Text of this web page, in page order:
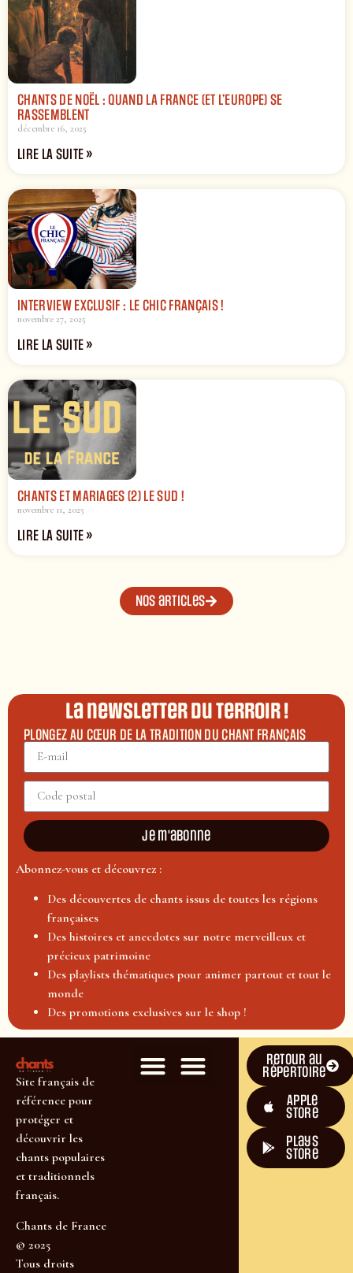
CHANTS DE NOËL : QUAND LA FRANCE (ET L’EUROPE) SE
RASSEMBLENT
décembre 16, 2025
LIRE LA SUITE »
INTERVIEW EXCLUSIF : LE CHIC FRANÇAIS !
novembre 27, 2025
LIRE LA SUITE »
CHANTS ET MARIAGES (2) LE SUD !
novembre 11, 2025
LIRE LA SUITE »
Nos articles
La newsletter du terroir !
PLONGEZ AU CŒUR DE LA TRADITION DU CHANT FRANÇAIS
Je m'abonne
Abonnez-vous et découvrez :
Des découvertes de chants issus de toutes les régions
françaises
Des histoires et anecdotes sur notre merveilleux et
précieux patrimoine
Des playlists thématiques pour animer partout et tout le
monde
Des promotions exclusives sur le shop !
Site français de
référence pour
protéger et
découvrir les
chants populaires
et traditionnels
français.
Chants de France
© 2025
Tous droits
Retour au
répertoire
Apple
Store
plays
store